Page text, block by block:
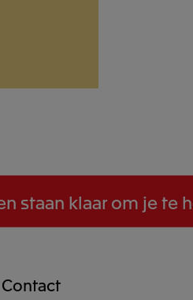
staan klaar om je te
Contact